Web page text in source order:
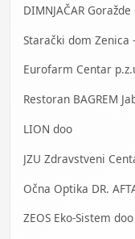
DIMNJAČAR
Eurofarm Centar
Restoran BAGREM
LION doo
JZU Zdravstveni
Očna Optika DR.
ZEOS Eko-Sistem